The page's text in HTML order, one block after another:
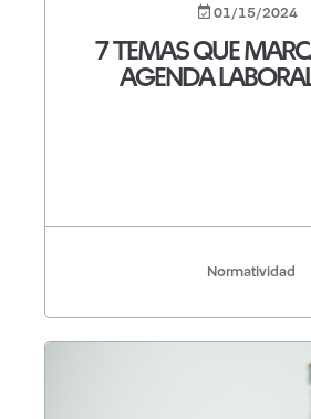
01/15/2024
7 TEMAS QUE
AGENDA
Normatividad